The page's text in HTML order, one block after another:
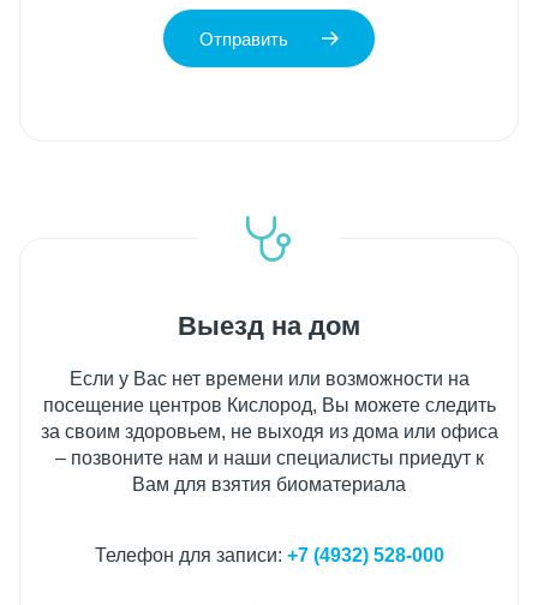
Отправить
Выезд на дом
Если у Вас нет времени или возможности на
посещение центров Кислород, Вы можете следить
за своим здоровьем, не выходя из дома или офиса
– позвоните нам и наши специалисты приедут к
Вам для взятия биоматериала
Телефон для записи: +7 (4932) 528-000